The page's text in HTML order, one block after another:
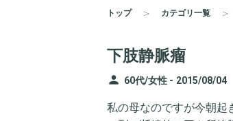
トップ カテゴリ一覧
下肢静脈瘤
person 60代/女性 - 2015/08/04
私の母なのですが今朝起